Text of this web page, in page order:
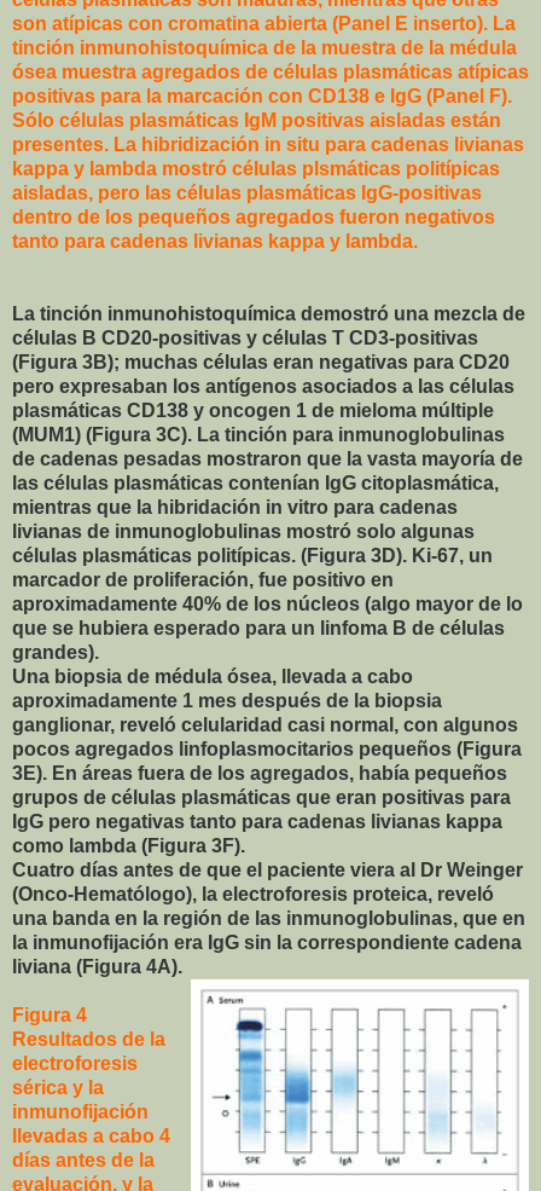
son atípicas con cromatina abierta (Panel E inserto). La
tinción inmunohistoquímica de la muestra de la médula
ósea muestra agregados de células plasmáticas atípicas
positivas para la marcación con CD138 e IgG (Panel F).
Sólo células plasmáticas IgM positivas aisladas están
presentes. La hibridización in situ para cadenas livianas
kappa y lambda mostró células plsmáticas politípicas
aisladas, pero las células plasmáticas IgG-positivas
dentro de los pequeños agregados fueron negativos
tanto para cadenas livianas kappa y lambda.
La tinción inmunohistoquímica demostró una mezcla de
células B CD20-positivas y células T CD3-positivas
(Figura 3B); muchas células eran negativas para CD20
pero expresaban los antígenos asociados a las células
plasmáticas CD138 y oncogen 1 de mieloma múltiple
(MUM1) (Figura 3C). La tinción para inmunoglobulinas
de cadenas pesadas mostraron que la vasta mayoría de
las células plasmáticas contenían IgG citoplasmática,
mientras que la hibridación in vitro para cadenas
livianas de inmunoglobulinas mostró solo algunas
células plasmáticas politípicas. (Figura 3D). Ki-67, un
marcador de proliferación, fue positivo en
aproximadamente 40% de los núcleos (algo mayor de lo
que se hubiera esperado para un linfoma B de células
grandes).
Una biopsia de médula ósea, llevada a cabo
aproximadamente 1 mes después de la biopsia
ganglionar, reveló celularidad casi normal, con algunos
pocos agregados linfoplasmocitarios pequeños (Figura
3E). En áreas fuera de los agregados, había pequeños
grupos de células plasmáticas que eran positivas para
IgG pero negativas tanto para cadenas livianas kappa
como lambda (Figura 3F).
Cuatro días antes de que el paciente viera al Dr Weinger
(Onco-Hematólogo), la electroforesis proteica, reveló
una banda en la región de las inmunoglobulinas, que en
la inmunofijación era IgG sin la correspondiente cadena
liviana (Figura 4A).
Figura 4
Resultados de la
electroforesis
sérica y la
inmunofijación
llevadas a cabo 4
días antes de la
evaluación, y la